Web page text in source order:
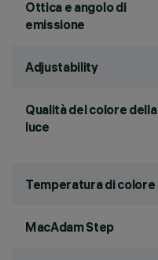
Ottica e angolo di
emissione
Adjustability
Qualità del colore della
luce
Temperatura di colore
MacAdam Step